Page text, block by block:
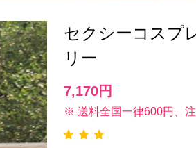
セクシーコスプ
リー
7,170円
※ 送料全国一律600円、